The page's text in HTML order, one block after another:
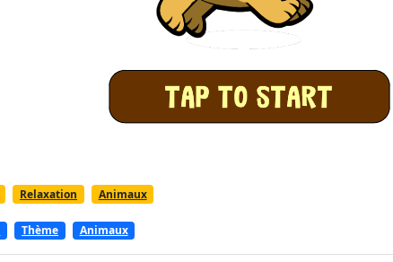
Relaxation Animaux
Thème Animaux